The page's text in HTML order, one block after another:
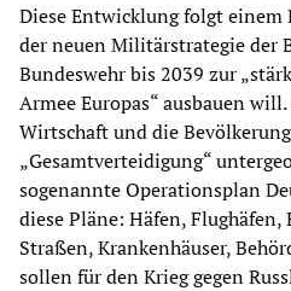
Diese Entwicklung folgt einem
der neuen Militärstrategie der
Bundeswehr bis 2039 zur
Armee Europas“ ausbauen
Wirtschaft und die
„Gesamtverteidigung“
sogenannte Operationsplan
diese Pläne: Häfen,
Straßen, Krankenhäuser,
sollen für den Krieg gegen